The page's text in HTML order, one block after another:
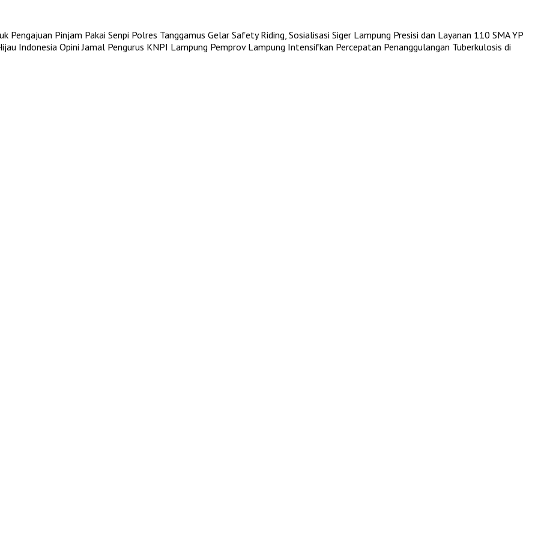
Pengajuan Pinjam Pakai Senpi Polres Tanggamus Gelar Safety Riding, Sosialisasi Siger Lampung Presisi dan Layanan 110 SMA YP
Indonesia Opini Jamal Pengurus KNPI Lampung Pemprov Lampung Intensifkan Percepatan Penanggulangan Tuberkulosis di
Lampung Timur Metro Lampung Utara Tanggamus Mesuji Way Kanan
Bandar Lampung